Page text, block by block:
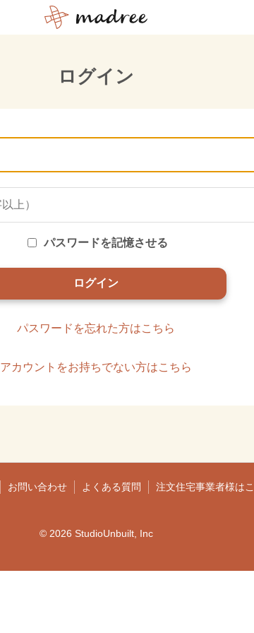
ログイン
パスワードを記憶させる
パスワードを忘れた方はこちら
アカウントをお持ちでない方はこちら
お問い合わせ よくある質問 注文住宅事業者様は
© 2026 StudioUnbuilt, Inc